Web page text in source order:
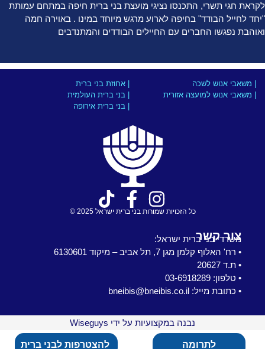
לקראת חגי תשרי, התכנסו נציגי מועצת בני ברית חיפה במתחם עמותת
"יחד לחייל הבודד" בחיפה לארוע מרגש מיוחד במינו . באוירה חמה
ואוהבת נפגשו החברים עם החיילים הבודדים והמתנדבים
| משאבי אנוש לשכה
| משאבי אנוש למועצה אזורית
| אחוזת בני ברית
| בני ברית העולמית
| בני ברית אירופה
כל הזכויות שמורות בני ברית ישראל 2025 ©
צור קשר
משרדי בני ברית ישראל:
• רח' האלוף קלמן מגן 7, תל אביב – מיקוד 6130601
• ת.ד 20627
• טלפון: 03-6918289
• כתובת מייל: bneibis@bneibis.co.il
נבנה במקצועיות על ידי Wiseguys
לתרומה להצטרפות לבני ברית